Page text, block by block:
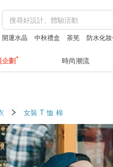
開運水晶 中秋禮盒 茶筅 防水化
企劃 時尚潮流
女裝 T 恤 棉